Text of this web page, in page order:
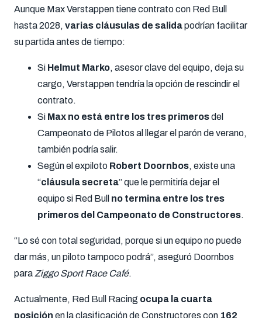
Aunque Max Verstappen tiene contrato con Red Bull
hasta 2028, varias cláusulas de salidapodrían facilitar
su partida antes de tiempo:
Si Helmut Marko, asesor clave del equipo, deja su
cargo, Verstappen tendría la opción de rescindir el
contrato.
Si Max no está entre los tres primerosdel
Campeonato de Pilotos al llegar el parón de verano,
también podría salir.
Según el expiloto Robert Doornbos, existe una
“cláusula secreta” que le permitiría dejar el
equipo si Red Bull no termina entre los tres
primeros del Campeonato de Constructores.
“Lo sé con total seguridad, porque si un equipo no puede
dar más, un piloto tampoco podrá”, aseguró Doornbos
para Ziggo Sport Race Café.
Actualmente, Red Bull Racing ocupa la cuarta
posición en la clasificación de Constructores con 162